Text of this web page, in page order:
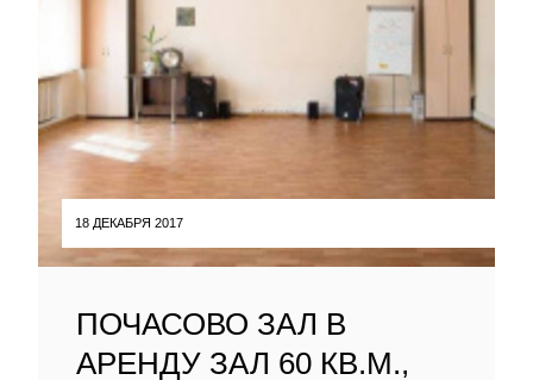
18 ДЕКАБРЯ 2017
ПОЧАСОВО ЗАЛ В
АРЕНДУ ЗАЛ 60 КВ.М.,